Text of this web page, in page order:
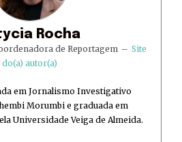
Rocha
de Reportagem – Site
do(a) autor(a)
em Jornalismo Investigativo
Morumbi e graduada em
Universidade Veiga de Almeida.